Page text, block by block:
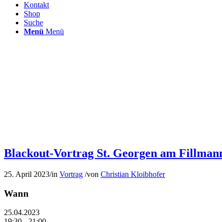
Kontakt
Shop
Suche
Menü Menü
Blackout-Vortrag St. Georgen am
25. April 2023/in Vortrag /von Christian Kloibhofer
Wann
25.04.2023